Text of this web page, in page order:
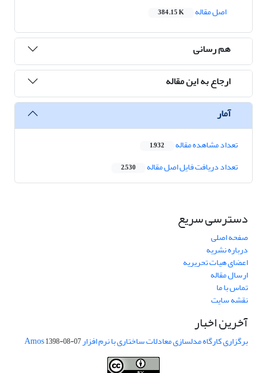
اصل مقاله
384.15 K
هم رسانی
ارجاع به این مقاله
آمار
تعداد مشاهده مقاله 1,932
تعداد دریافت فایل اصل مقاله 2,530
دسترسی سریع
صفحه اصلی
درباره نشریه
اعضای هیات تحریریه
ارسال مقاله
تماس با ما
نقشه سایت
آخرین اخبار
برگزاری کارگاه مدلسازی معادلات ساختاری با نرم افزار Amos1398-08-07